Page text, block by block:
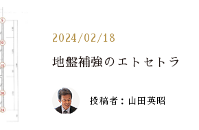
2024/02/18
地盤補強のエトセトラ
投稿者：山田英昭